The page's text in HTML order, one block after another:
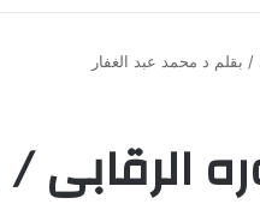
بقلم د محمد عبد الغفار
الرقابى